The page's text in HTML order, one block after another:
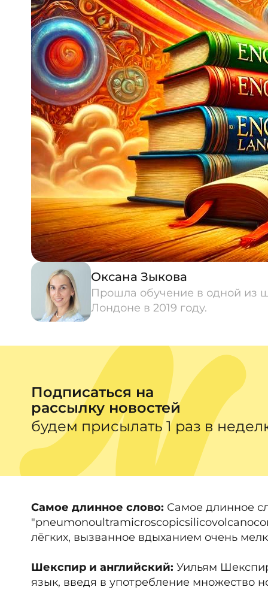
Оксана Зыкова
Прошла обучение в одной из
Лондоне в 2019 году.
Подписаться на
рассылку новостей
будем присылать 1 раз в
Самое длинное слово: Самое длинное
лёгких, вызванное вдыханием очень
Шекспир и английский: Уильям
язык, введя в употребление множество